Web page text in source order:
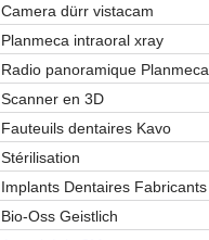
Camera dürr vistacam
Planmeca intraoral xray
Radio panoramique Planmeca
Scanner en 3D
Fauteuils dentaires Kavo
Stérilisation
Implants Dentaires Fabricants
Bio-Oss Geistlich